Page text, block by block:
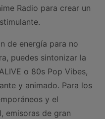
Radio para crear un
de energía para no
puedes sintonizar la
o 80s Pop Vibes,
y animado. Para los
y el
emisoras de gran